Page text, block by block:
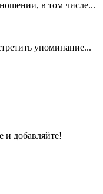
в том числе...
упоминание...
и добавляйте!